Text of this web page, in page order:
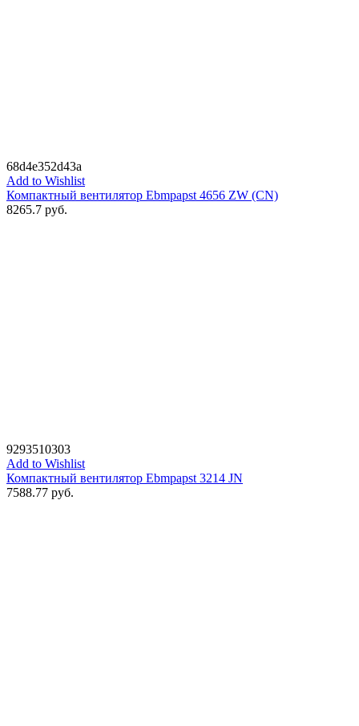
68d4e352d43a
Add to Wishlist
Компактный вентилятор Ebmpapst 4656 ZW (CN)
8265.7 руб.
9293510303
Add to Wishlist
Компактный вентилятор Ebmpapst 3214 JN
7588.77 руб.